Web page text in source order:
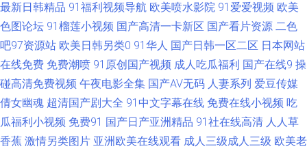
院 欧美a在线视频观看 1024国产看片基地 Ts人妖操美女 男人的天堂综合网
91成人影 wwwav先锋 欧美性交A∨ 91内射喷水 精东福利电影 在线伊人9 av
网址大全 欧美日韩精品推荐欧美 91se白浆 www大香蕉伊人av 美女91小视频
欧美人妻丰满 大香蕉视频操啪 人人乐人人妻 91精彩对白在线观看 91猫先生
最新日韩精品 91福利视频导航 欧美喷水影院 91爱爱视频 欧美
色图论坛 91榴莲小视频 国产高清一卡新区 国产看片资源 二色
吧97资源站 欧美日韩另类0 91华人 国产日韩一区二区 日本网站
在线免费 免费潮喷 91原创国产视频 成人吃瓜福利 国产在线9 操
碰高清免费视频 午夜电影全集 国产AV无码 人妻系列 爱豆传媒
倩女幽魂 超清国产剧大全 91中文字幕在线 免费在线小视频 吃
瓜福利小视频 免费91 国产日产亚洲精品 91社在线高清 人人草
香蕉 激情另类图片 亚洲欧美在线观看 成人三级成人三级 欧美老